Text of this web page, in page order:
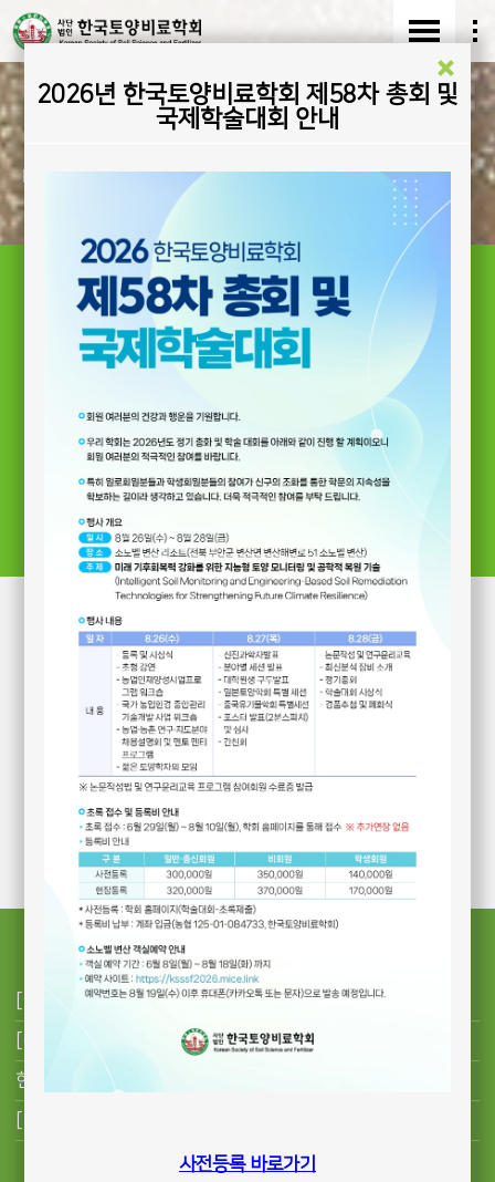
한국토양비료학회
Korean Society of Soil Science and Fertilizer
Log-in
Log-in
회원가입 PW 찾기
* 아이디를 잊으신 분은 학회 사무국으로
문의해주시기 바랍니다.
[농협경제지주 자재사업부] 전문계약직 채용 공고
한국토양비료학회지의 초록 작성 규정 변경
2026년 한국토양비료학회 제58차 총회 및
국제학술대회 안내
사전등록 바로가기